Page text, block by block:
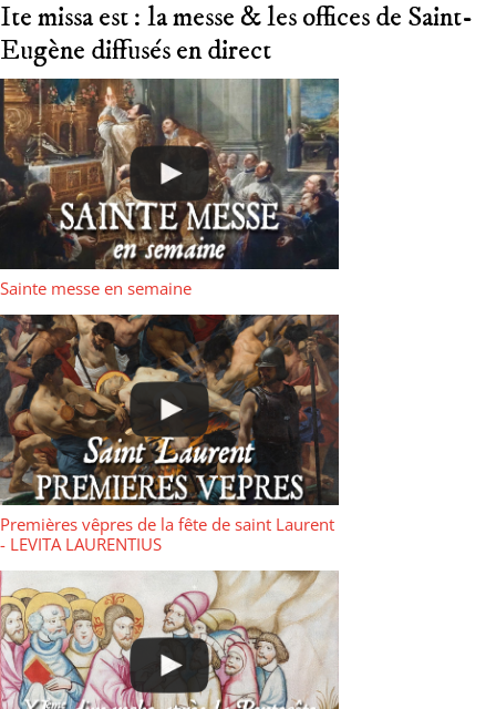
Ite missa est : la messe & les offices de Saint-
Eugène diffusés en direct
Sainte messe en semaine
Premières vêpres de la fête de saint Laurent
- LEVITA LAURENTIUS